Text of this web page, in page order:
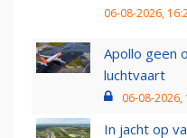
06-08-2026,
Apollo geen
luchtvaart
06-08-2026,
In jacht op